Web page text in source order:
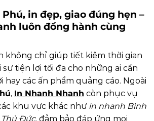
in đẹp, giao đúng hẹn –
luôn đồng hành cùng
không chỉ giúp tiết kiệm thời gian
sự tiện lợi tối đa cho những ai cần
hay các ấn phẩm quảng cáo. Ngoài
, In Nhanh Nhanh còn phục vụ
khu vực khác như in nhanh Bình
Đức, đảm bảo đáp ứng mọi